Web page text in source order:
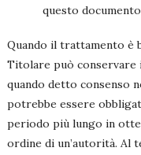
questo
Quando il trattamento è
Titolare può conservare
quando detto consenso
potrebbe essere
periodo più lungo in
ordine di un’autorità. Al